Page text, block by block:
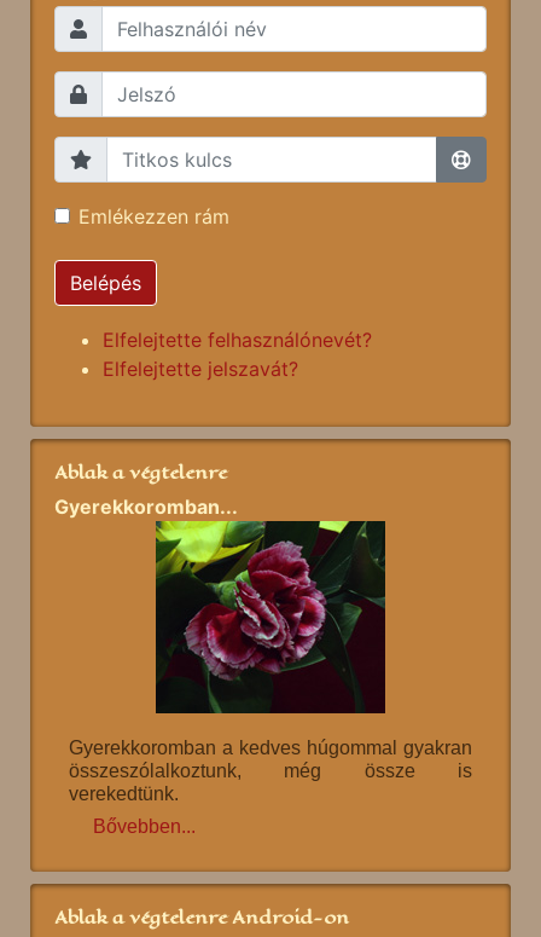
Emlékezzen rám
Belépés
Elfelejtette felhasználónevét?
Elfelejtette jelszavát?
Ablak a végtelenre
Gyerekkoromban...
Gyerekkoromban a kedves húgommal gyakran
összeszólalkoztunk, még össze is
verekedtünk.
Bővebben...
Ablak a végtelenre Android-on